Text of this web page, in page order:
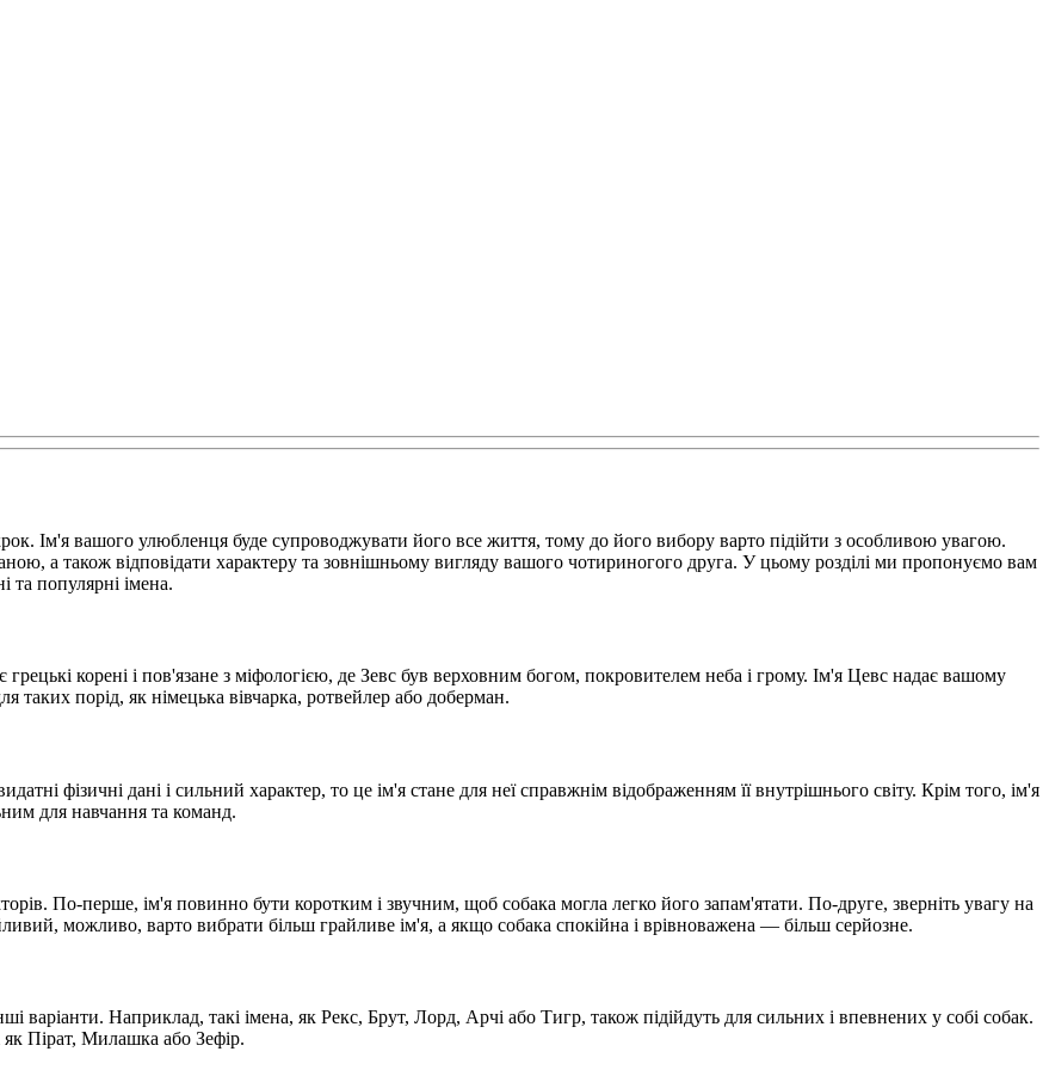
Ім'я вашого улюбленця буде супроводжувати його все життя, тому до його вибору варто підійти з особливою увагою.
а також відповідати характеру та зовнішньому вигляду вашого чотириногого друга. У цьому розділі ми пропонуємо вам
та популярні імена.
корені і пов'язане з міфологією, де Зевс був верховним богом, покровителем неба і грому. Ім'я Цевс надає вашому
порід, як німецька вівчарка, ротвейлер або доберман.
фізичні дані і сильний характер, то це ім'я стане для неї справжнім відображенням її внутрішнього світу. Крім того, ім'я
для навчання та команд.
По-перше, ім'я повинно бути коротким і звучним, щоб собака могла легко його запам'ятати. По-друге, зверніть увагу на
можливо, варто вибрати більш грайливе ім'я, а якщо собака спокійна і врівноважена — більш серйозне.
варіанти. Наприклад, такі імена, як Рекс, Брут, Лорд, Арчі або Тигр, також підійдуть для сильних і впевнених у собі собак.
як Пірат, Милашка або Зефір.